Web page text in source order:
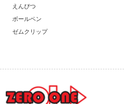
えんぴつ
ボールペン
ゼムクリップ